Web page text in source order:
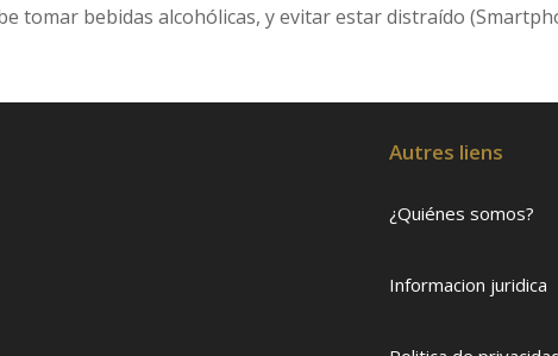
tomar bebidas alcohólicas, y evitar estar distraído
Autres liens
¿Quiénes somos?
Informacion juridica